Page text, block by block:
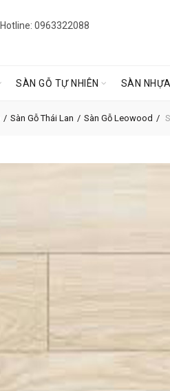
Hotline: 0963322088
SÀN GỖ TỰ NHIÊN SÀN
Sàn Gỗ Thái Lan Sàn Gỗ Leowood